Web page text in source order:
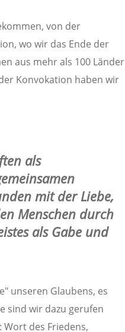
von der
wo wir das Ende der
aus mehr als 100 Länder
Konvokation haben wir
als
mit der Liebe,
Menschen durch
als Gabe und
unseren Glaubens, es
sind wir dazu gerufen
des Friedens,